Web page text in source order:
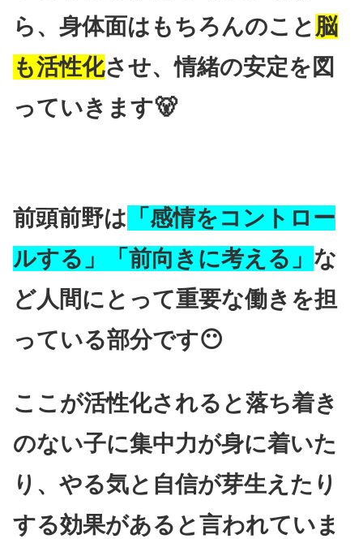
ら、身体面はもちろんのこと 脳
も活性化させ、情緒の安定を図
っていきます🐻
前頭前野は 「感情をコントロー
ルする」「前向きに考える」 な
ど人間にとって重要な働きを担
っている部分です😶
ここが活性化されると落ち着き
のない子に集中力が身に着いた
り、やる気と自信が芽生えたり
する効果があると言われていま